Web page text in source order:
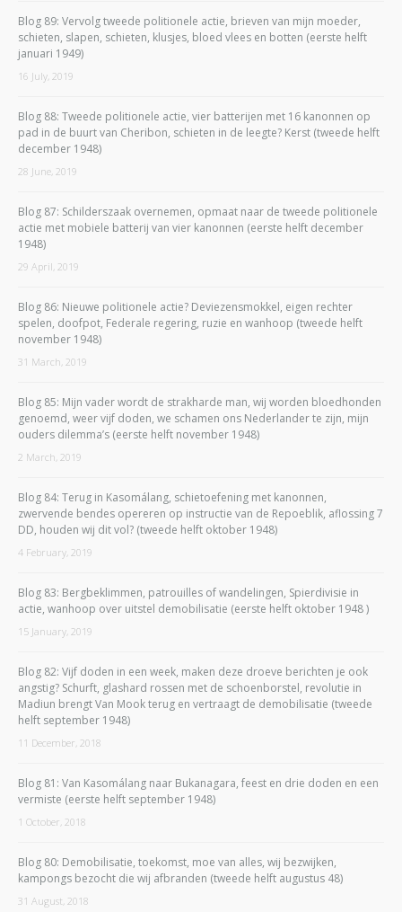
Blog 89: Vervolg tweede politionele actie, brieven van mijn moeder,
schieten, slapen, schieten, klusjes, bloed vlees en botten (eerste helft
januari 1949)
16 July, 2019
Blog 88: Tweede politionele actie, vier batterijen met 16 kanonnen op
pad in de buurt van Cheribon, schieten in de leegte? Kerst (tweede helft
december 1948)
28 June, 2019
Blog 87: Schilderszaak overnemen, opmaat naar de tweede politionele
actie met mobiele batterij van vier kanonnen (eerste helft december
1948)
29 April, 2019
Blog 86: Nieuwe politionele actie? Deviezensmokkel, eigen rechter
spelen, doofpot, Federale regering, ruzie en wanhoop (tweede helft
november 1948)
31 March, 2019
Blog 85: Mijn vader wordt de strakharde man, wij worden bloedhonden
genoemd, weer vijf doden, we schamen ons Nederlander te zijn, mijn
ouders dilemma’s (eerste helft november 1948)
2 March, 2019
Blog 84: Terug in Kasomálang, schietoefening met kanonnen,
zwervende bendes opereren op instructie van de Repoeblik, aflossing 7
DD, houden wij dit vol? (tweede helft oktober 1948)
4 February, 2019
Blog 83: Bergbeklimmen, patrouilles of wandelingen, Spierdivisie in
actie, wanhoop over uitstel demobilisatie (eerste helft oktober 1948 )
15 January, 2019
Blog 82: Vijf doden in een week, maken deze droeve berichten je ook
angstig? Schurft, glashard rossen met de schoenborstel, revolutie in
Madiun brengt Van Mook terug en vertraagt de demobilisatie (tweede
helft september 1948)
11 December, 2018
Blog 81: Van Kasomálang naar Bukanagara, feest en drie doden en een
vermiste (eerste helft september 1948)
1 October, 2018
Blog 80: Demobilisatie, toekomst, moe van alles, wij bezwijken,
kampongs bezocht die wij afbranden (tweede helft augustus 48)
31 August, 2018